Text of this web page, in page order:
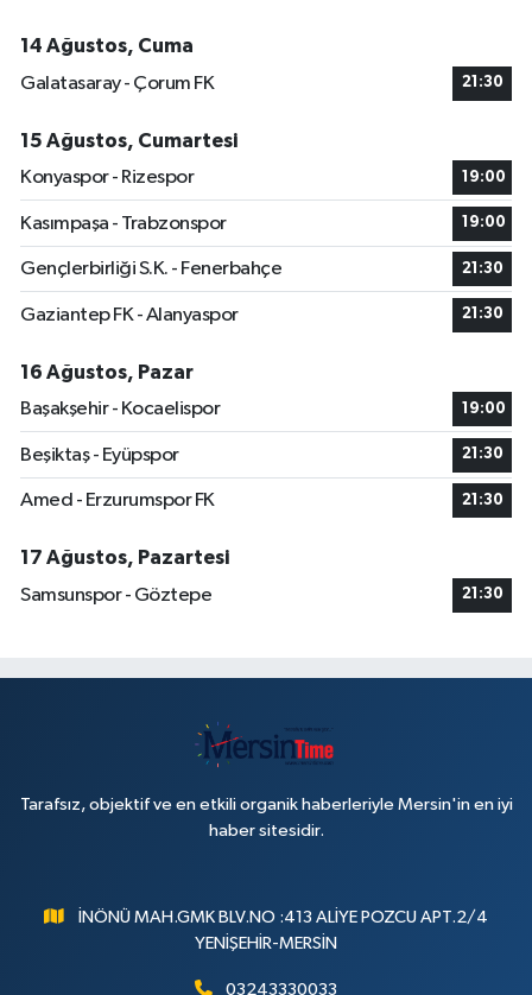
14 Ağustos, Cuma
Galatasaray - Çorum FK
21:30
15 Ağustos, Cumartesi
Konyaspor - Rizespor
19:00
Kasımpaşa - Trabzonspor 19:00
Gençlerbirliği S.K. - Fenerbahçe 21:30
Gaziantep FK - Alanyaspor 21:30
16 Ağustos, Pazar
Başakşehir - Kocaelispor
19:00
Beşiktaş - Eyüpspor 21:30
Amed - Erzurumspor FK 21:30
17 Ağustos, Pazartesi
Samsunspor - Göztepe
21:30
Tarafsız, objektif ve en etkili organik haberleriyle Mersin'in en iyi
haber sitesidir.
İNÖNÜ MAH.GMK BLV.NO :413 ALİYE POZCU APT.2/4
YENİŞEHİR-MERSİN
03243330033